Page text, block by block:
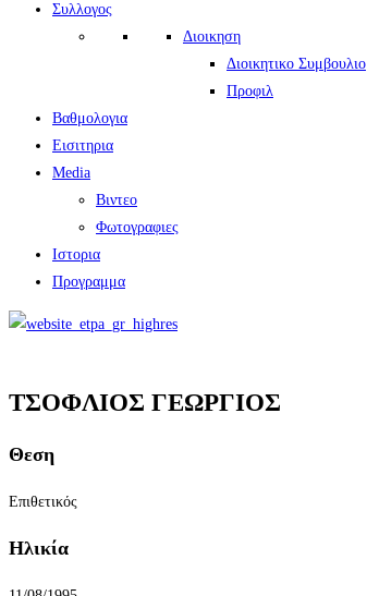
Συλλογος
Διοικηση
Διοικητικο Συμβουλιο
Προφιλ
Βαθμολογια
Εισιτηρια
Media
Βιντεο
Φωτογραφιες
Ιστορια
Πρoγραμμα
ΤΣΟΦΛΙΟΣ ΓΕΩΡΓΙΟΣ
Θεση
Επιθετικός
Ηλικία